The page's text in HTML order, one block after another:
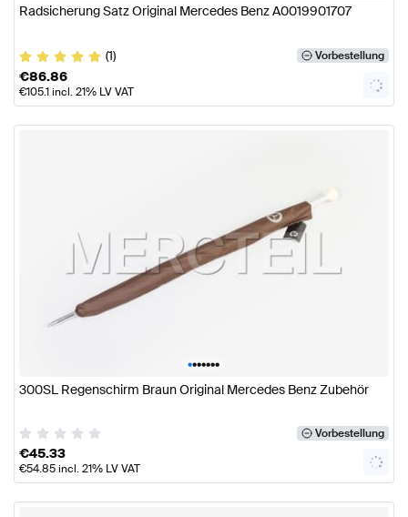
Radsicherung Satz Original Mercedes Benz A0019901707
(1) Vorbestellung
€86.86
€105.1incl. 21% LV VAT
•••••••
300SL Regenschirm Braun Original Mercedes Benz Zubehör
Vorbestellung
€45.33
€54.85incl. 21% LV VAT